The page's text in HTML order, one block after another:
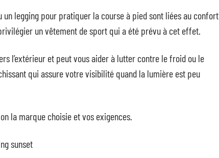
legging pour pratiquer la course à pied sont liées au confort
un vêtement de sport qui a été prévu à cet effet.
l’extérieur et peut vous aider à lutter contre le froid ou le
qui assure votre visibilité quand la lumière est peu
la marque choisie et vos exigences.